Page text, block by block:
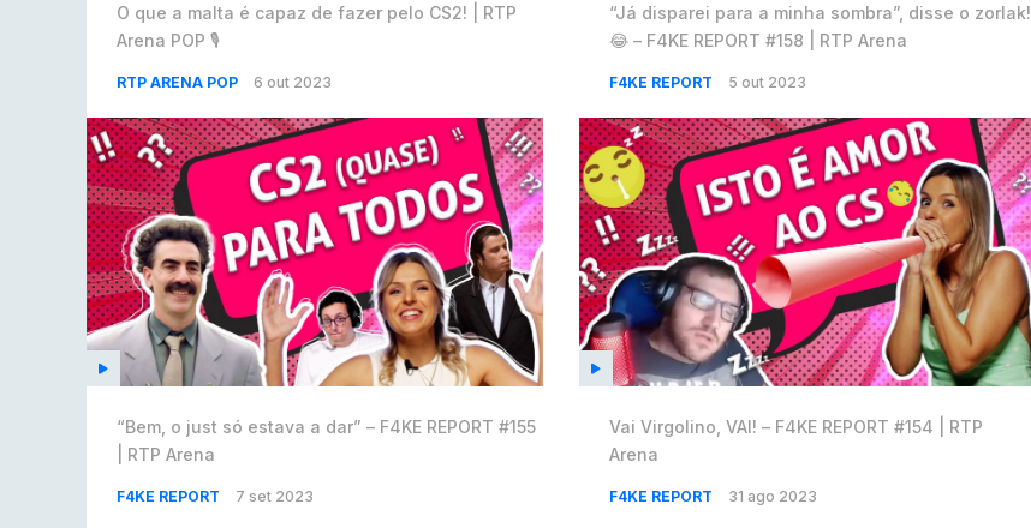
O que a malta é capaz de fazer pelo CS2! | RTP
Arena POP 🎙️
RTP ARENA POP 6 out 2023
“Já disparei para a minha sombra”, disse o zorlak!
😂 – F4KE REPORT #158 | RTP Arena
F4KE REPORT 5 out 2023
“Bem, o just só estava a dar” – F4KE REPORT #155
| RTP Arena
F4KE REPORT 7 set 2023
Vai Virgolino, VAI! – F4KE REPORT #154 | RTP
Arena
F4KE REPORT 31 ago 2023